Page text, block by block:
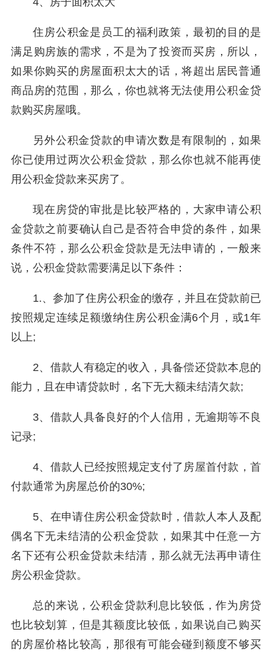
住房公积金是员工的福利政策，最初的目的是
满足购房族的需求，不是为了投资而买房，所以，
如果你购买的房屋面积太大的话，将超出居民普通
商品房的范围，那么，你也就将无法使用公积金贷
款购买房屋哦。
另外公积金贷款的申请次数是有限制的，如果
你已使用过两次公积金贷款，那么你也就不能再使
用公积金贷款来买房了。
现在房贷的审批是比较严格的，大家申请公积
金贷款之前要确认自己是否符合申贷的条件，如果
条件不符，那么公积金贷款是无法申请的，一般来
说，公积金贷款需要满足以下条件：
1.、参加了住房公积金的缴存，并且在贷款前已
按照规定连续足额缴纳住房公积金满6个月，或1年
以上;
2、借款人有稳定的收入，具备偿还贷款本息的
能力，且在申请贷款时，名下无大额未结清欠款;
3、借款人具备良好的个人信用，无逾期等不良
记录;
4、借款人已经按照规定支付了房屋首付款，首
付款通常为房屋总价的30%;
5、在申请住房公积金贷款时，借款人本人及配
偶名下无未结清的公积金贷款，如果其中任意一方
名下还有公积金贷款未结清，那么就无法再申请住
房公积金贷款。
总的来说，公积金贷款利息比较低，作为房贷
也比较划算，但是其额度比较低，如果说自己购买
的房屋价格比较高，那很有可能会碰到额度不够买